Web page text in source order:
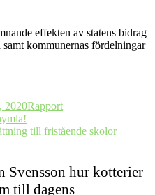
effekten av statens bidrag
kommunernas fördelningar
2020Rapport
till fristående skolor
Svensson hur kotterier
till dagens